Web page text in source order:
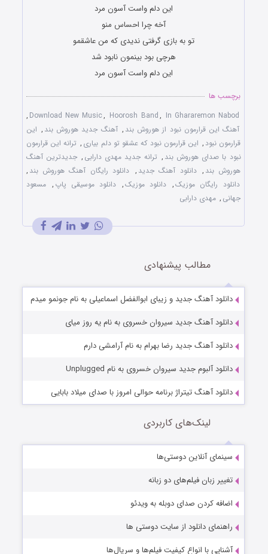
این دلم واست آسون مرد
آخه چرا احساس منو
تو به بازی گرفتی ندیدی که من عاشقمو
هرچی بود بینمون نابود شد
این دلم واست آسون مرد
برچسب ها
Download New Music, Hoorosh Band, In Ghararemon Nabod
,
آهنگ این قرارمون نبود از هوروش بند , آهنگ جدید هوروش بند , این
قرارمون نبود , این قرارمون نبود که عشقو تو دلم بیاری , ترانه این قرارمون
نبود با صدای هوروش بند , ترانه جدید مهدی دارابی , جدیدترین آهنگ
هوروش بند , دانلود آهنگ جدید , دانلود رایگان آهنگ هوروش بند ,
دانلود رایگان موزیک, دانلود موزیک, دانلود موسیقی پاپ , مسعود
جهانی , مهدی دارابی
مطالب پیشنهادی
دانلود آهنگ جدید و زیبای ابوالفضل اسماعیلی به نام جونمو میدم
دانلود آهنگ جدید سیروان خسروی به نام یه روز میای
دانلود آهنگ جدید رضا بهرام به نام آرامشی دارم
دانلود آلبوم جدید سیروان خسروی به نام Unplugged
دانلود آهنگ تیتراژ برنامه حوالی امروز با صدای میلاد بابایی
لینک‌های کاربردی
سینمای آنلاین دوستی‌ها
تغییر زبان فیلم‌های دو زبانه
اضافه کردن صدای دوبله به ویدئو
راهنمای دانلود از سایت دوستی ها
آشنایی با انواع کیفیت فیلم‌ها و سریال‌ها